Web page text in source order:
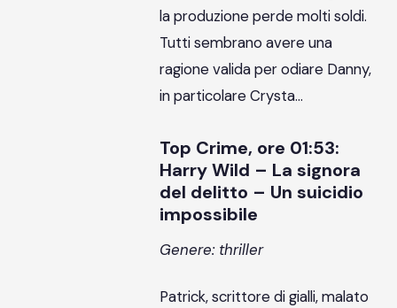
la produzione perde molti soldi.
Tutti sembrano avere una
ragione valida per odiare Danny,
in particolare Crysta…
Top Crime, ore 01:53:
Harry Wild – La signora
del delitto – Un suicidio
impossibile
Genere: thriller
Patrick, scrittore di gialli, malato